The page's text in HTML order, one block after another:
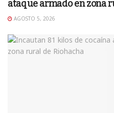
ataque armado en zona
AGOSTO 5, 2026